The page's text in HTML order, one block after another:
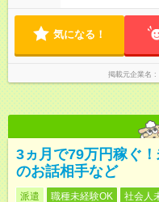
気になる！
掲載元企業名
3ヵ月で79万円稼ぐ
のお話相手など
派遣 職種未経験OK 社会人